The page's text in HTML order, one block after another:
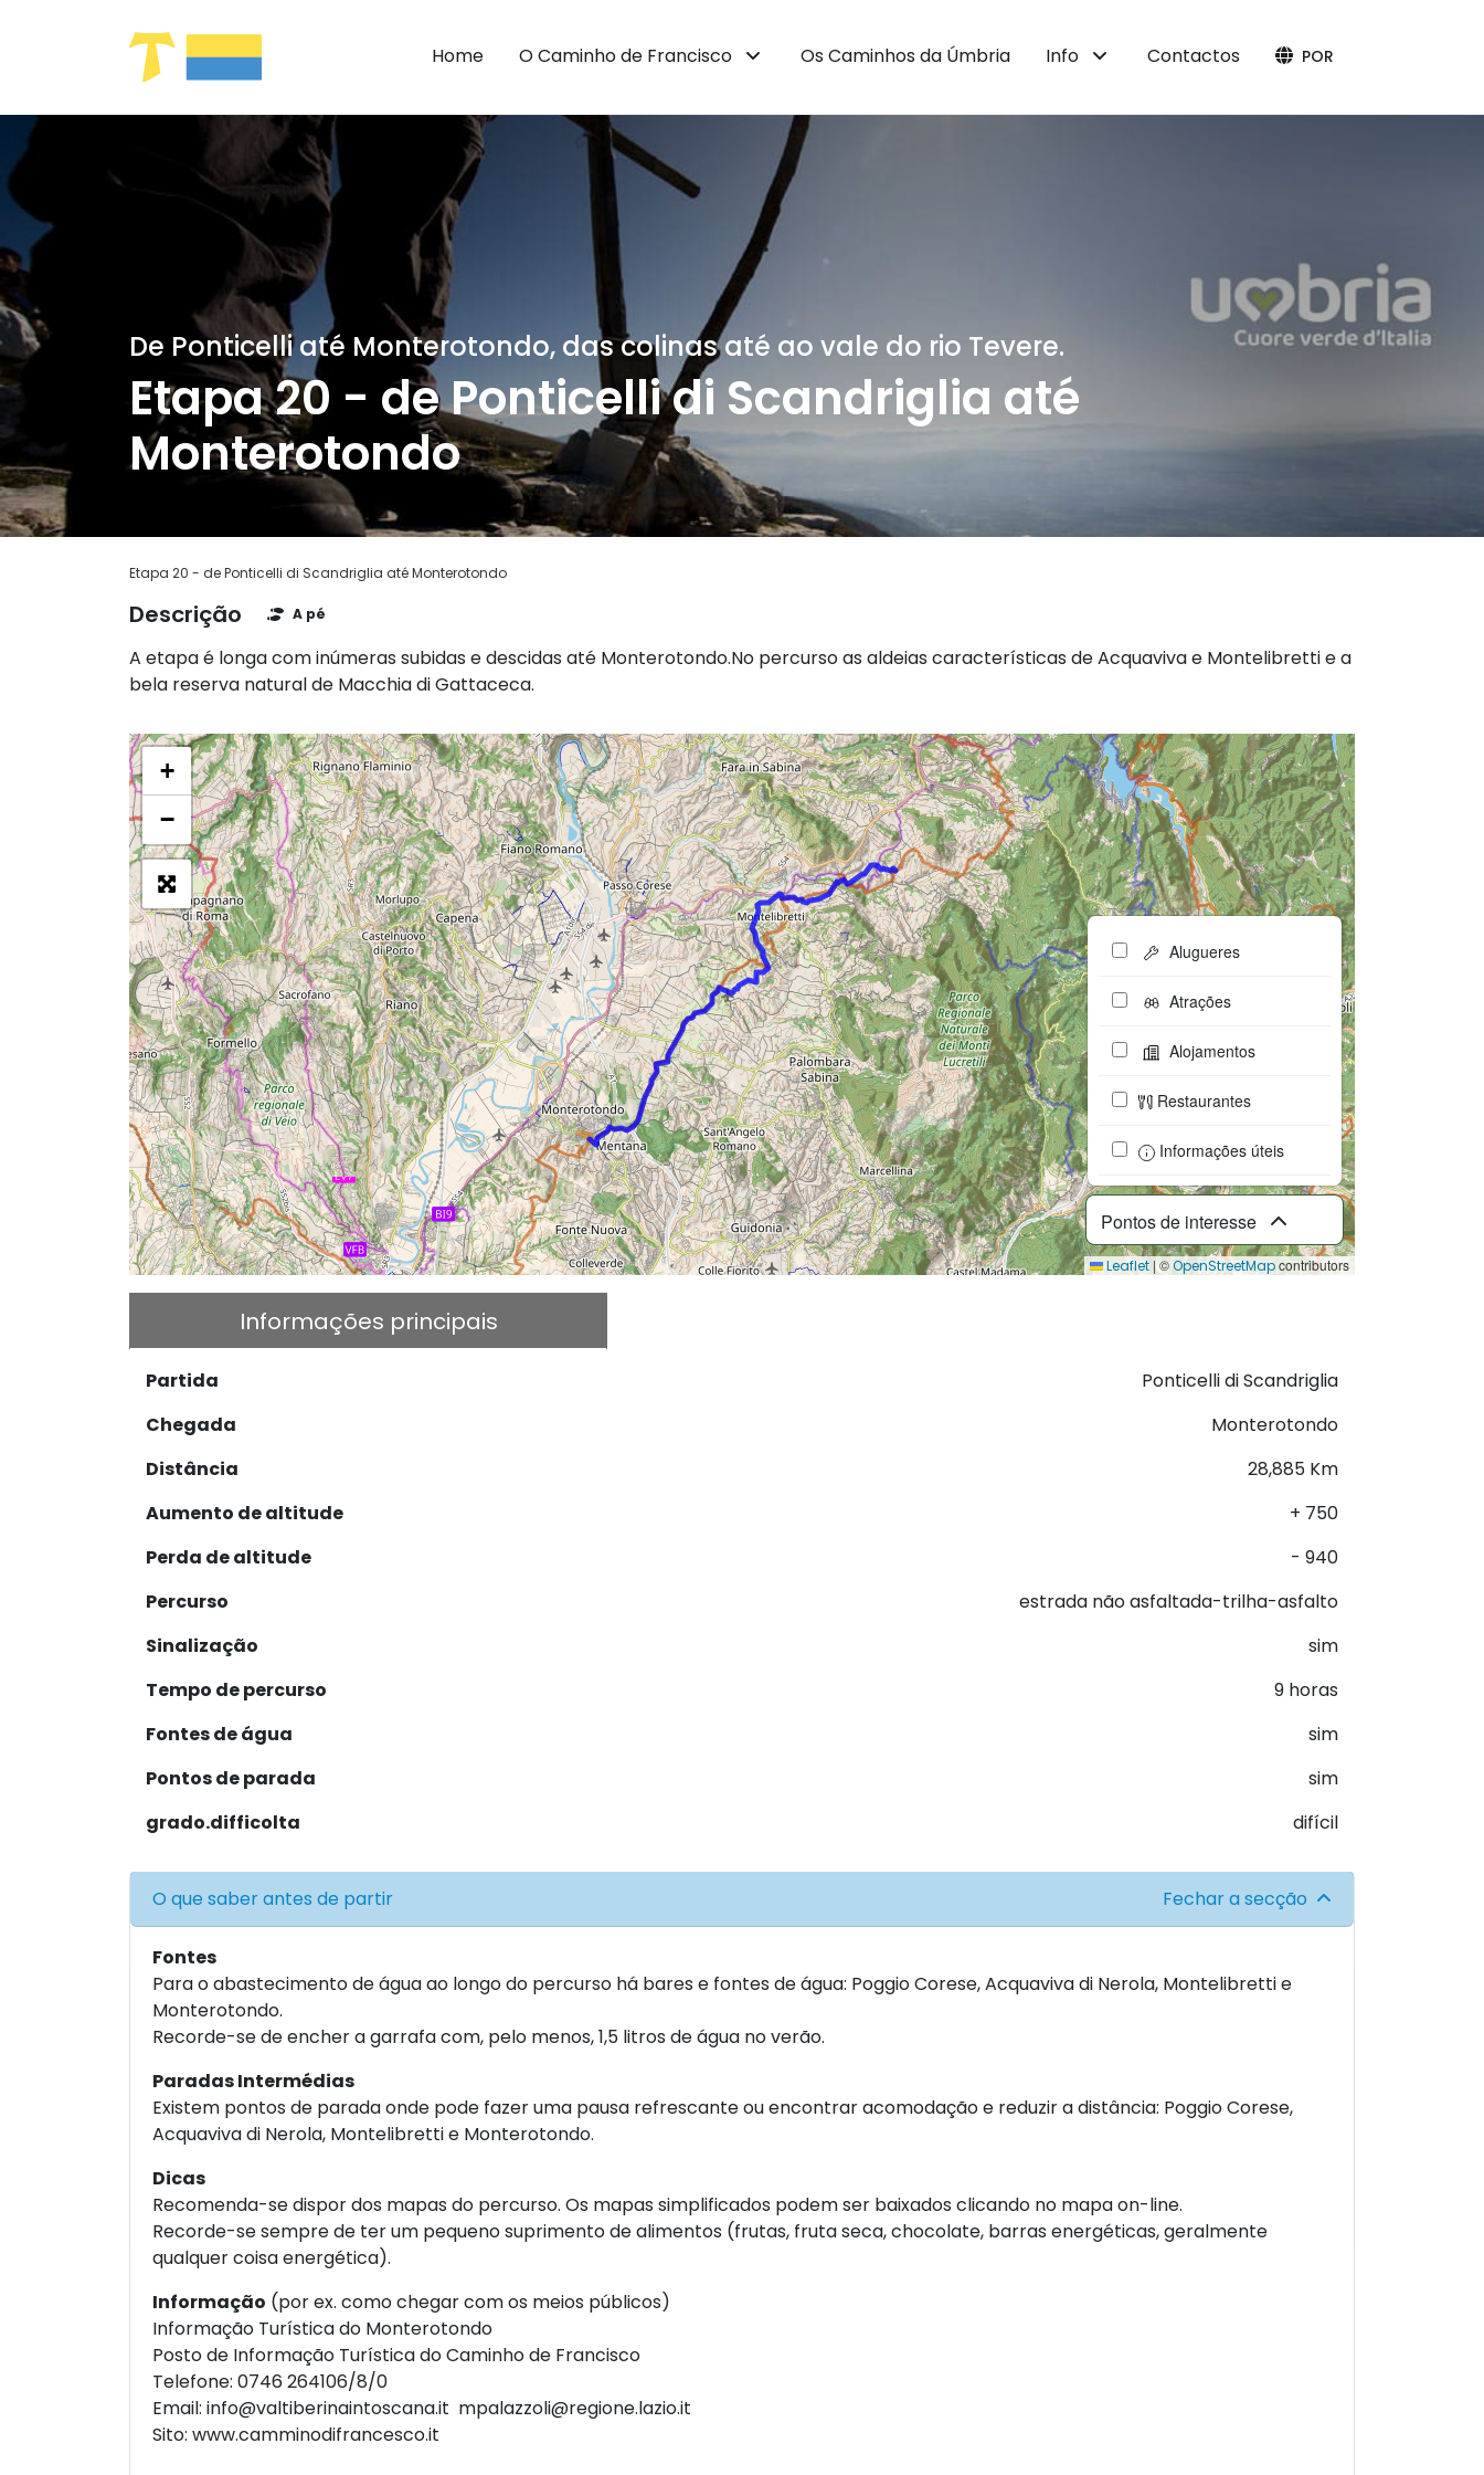
Home
O Caminho de Francisco Os Caminhos da Úmbria Info Contactos POR
De Ponticelli até Monterotondo, das colinas até ao vale do rio Tevere.
Etapa 20 - de Ponticelli di Scandriglia até
Monterotondo
Etapa 20 - de Ponticelli di Scandriglia até Monterotondo
Descrição A pé
A etapa é longa com inúmeras subidas e descidas até Monterotondo.No percurso as aldeias características de Acquaviva e Montelibretti e a
bela reserva natural de Macchia di Gattaceca.
+
−
Pontos de interesse
Alugueres
Atrações
Alojamentos
Restaurantes
Informações úteis
Leaflet |©OpenStreetMapcontributors
Informações principais
Partida
Ponticelli di Scandriglia
Chegada
Monterotondo
Distância
28,885 Km
Aumento de altitude
+ 750
Perda de altitude
- 940
Percurso
estrada não asfaltada-trilha-asfalto
Sinalização
sim
Tempo de percurso
9 horas
Fontes de água
sim
Pontos de parada
sim
grado.difficolta
difícil
O que saber antes de partir Fechar a secção
Fontes
Para o abastecimento de água ao longo do percurso há bares e fontes de água: Poggio Corese, Acquaviva di Nerola, Montelibretti e
Monterotondo.
Recorde-se de encher a garrafa com, pelo menos, 1,5 litros de água no verão.
Paradas Intermédias
Existem pontos de parada onde pode fazer uma pausa refrescante ou encontrar acomodação e reduzir a distância: Poggio Corese,
Acquaviva di Nerola, Montelibretti e Monterotondo.
Dicas
Recomenda-se dispor dos mapas do percurso. Os mapas simplificados podem ser baixados clicando no mapa on-line.
Recorde-se sempre de ter um pequeno suprimento de alimentos (frutas, fruta seca, chocolate, barras energéticas, geralmente
qualquer coisa energética).
Informação (por ex. como chegar com os meios públicos)
Informação Turística do Monterotondo
Posto de Informação Turística do Caminho de Francisco
Telefone: 0746 264106/8/0
Email: info@valtiberinaintoscana.it mpalazzoli@regione.lazio.it
Sito: www.camminodifrancesco.it